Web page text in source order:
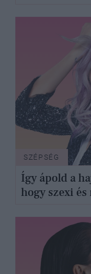
SZÉPSÉG
Így ápold a
hogy szexi és